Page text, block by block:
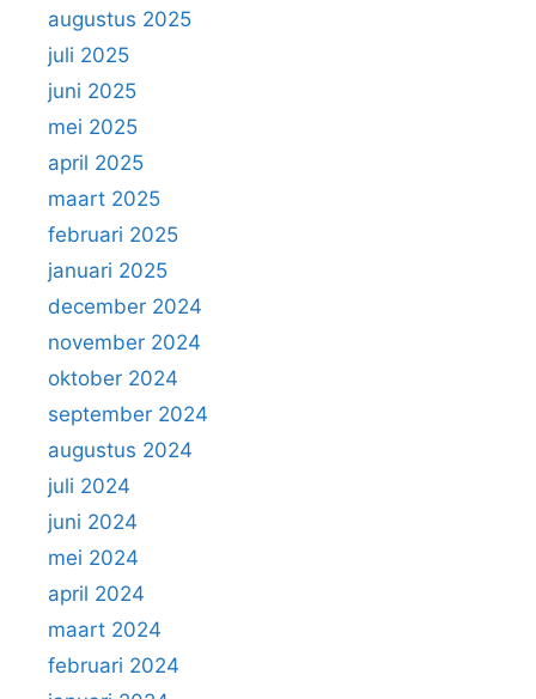
augustus 2025
juli 2025
juni 2025
mei 2025
april 2025
maart 2025
februari 2025
januari 2025
december 2024
november 2024
oktober 2024
september 2024
augustus 2024
juli 2024
juni 2024
mei 2024
april 2024
maart 2024
februari 2024